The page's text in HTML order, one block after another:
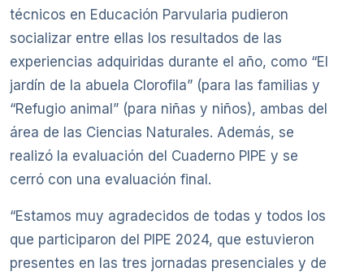
técnicos en Educación Parvularia pudieron
socializar entre ellas los resultados de las
experiencias adquiridas durante el año, como “El
jardín de la abuela Clorofila” (para las familias y
“Refugio animal” (para niñas y niños), ambas del
área de las Ciencias Naturales. Además, se
realizó la evaluación del Cuaderno PIPE y se
cerró con una evaluación final.
“Estamos muy agradecidos de todas y todos los
que participaron del PIPE 2024, que estuvieron
presentes en las tres jornadas presenciales y de